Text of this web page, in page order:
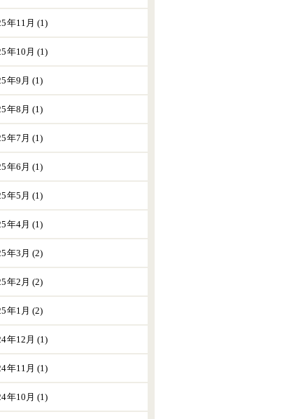
年11月 (1)
年10月 (1)
年9月 (1)
年8月 (1)
年7月 (1)
年6月 (1)
年5月 (1)
年4月 (1)
年3月 (2)
年2月 (2)
年1月 (2)
年12月 (1)
年11月 (1)
年10月 (1)